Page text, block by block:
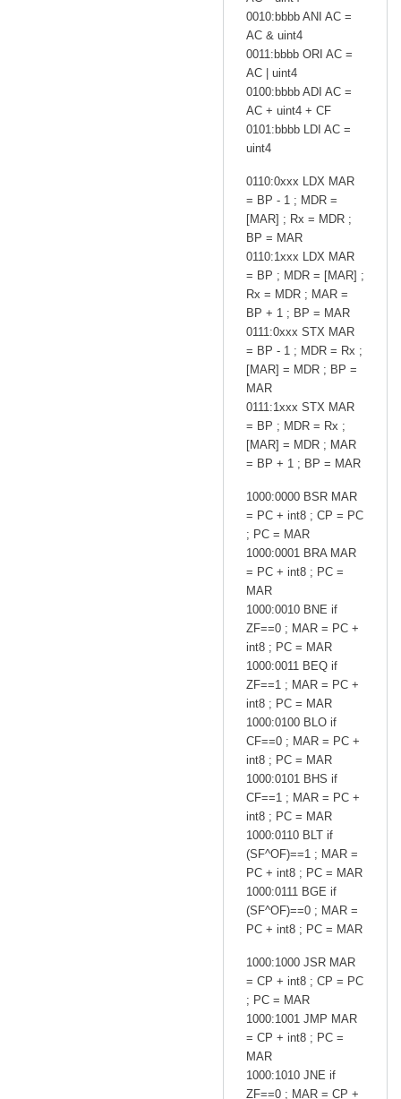
0010:bbbb ANI AC =
AC & uint4
0011:bbbb ORI AC =
AC | uint4
0100:bbbb ADI AC =
AC + uint4 + CF
0101:bbbb LDI AC =
uint4
0110:0xxx LDX MAR
= BP - 1 ; MDR =
[MAR] ; Rx = MDR ;
BP = MAR
0110:1xxx LDX MAR
= BP ; MDR = [MAR] ;
Rx = MDR ; MAR =
BP + 1 ; BP = MAR
0111:0xxx STX MAR
= BP - 1 ; MDR = Rx ;
[MAR] = MDR ; BP =
MAR
0111:1xxx STX MAR
= BP ; MDR = Rx ;
[MAR] = MDR ; MAR
= BP + 1 ; BP = MAR
1000:0000 BSR MAR
= PC + int8 ; CP = PC
; PC = MAR
1000:0001 BRA MAR
= PC + int8 ; PC =
MAR
1000:0010 BNE if
ZF==0 ; MAR = PC +
int8 ; PC = MAR
1000:0011 BEQ if
ZF==1 ; MAR = PC +
int8 ; PC = MAR
1000:0100 BLO if
CF==0 ; MAR = PC +
int8 ; PC = MAR
1000:0101 BHS if
CF==1 ; MAR = PC +
int8 ; PC = MAR
1000:0110 BLT if
(SF^OF)==1 ; MAR =
PC + int8 ; PC = MAR
1000:0111 BGE if
(SF^OF)==0 ; MAR =
PC + int8 ; PC = MAR
1000:1000 JSR MAR
= CP + int8 ; CP = PC
; PC = MAR
1000:1001 JMP MAR
= CP + int8 ; PC =
MAR
1000:1010 JNE if
ZF==0 ; MAR = CP +